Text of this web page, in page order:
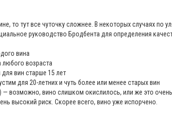
то тут все чуточку сложнее. В некоторых случаях по
руководство Бродбента для определения
вина
возраста
вин старше 15 лет
для 20-летних и чуть более или менее старых вин
— возможно, вино слишком окислилось, или же это
высокий риск. Скорее всего, вино уже испорчено.